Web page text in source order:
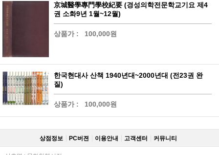
京城醫學專門學校紀要 (경성의학전문학교기요 제4
권 소화9년 1월~12월)
상품가 : 100,000원
한국현대사 산책 1940년대~2000년대 (전23권 완
질)
상품가 : 100,000원
상점정보 PC버젼 이용안내 고객센터 커뮤니티